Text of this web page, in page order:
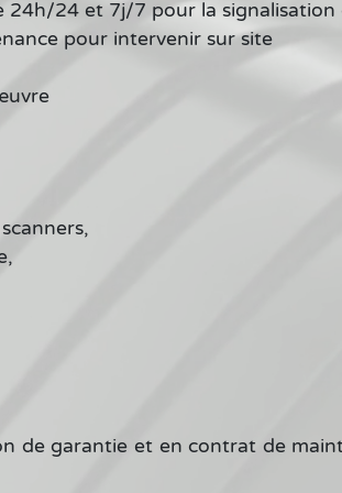
24h/24 et 7j/7 pour la signalisation
pour intervenir sur site
de garantie et en contrat de